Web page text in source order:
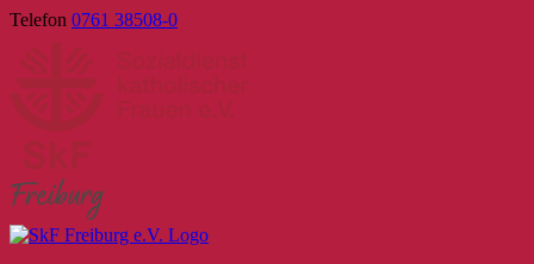
Skip
Telefon 0761 38508-0